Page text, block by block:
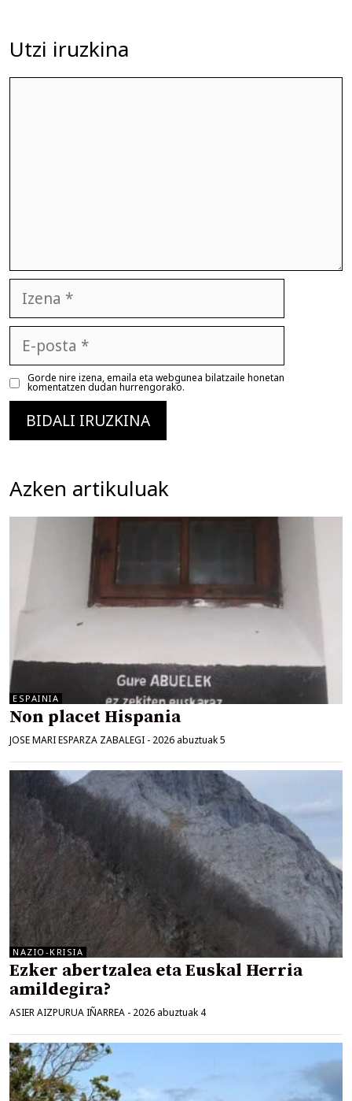
Utzi iruzkina
posta
Gorde nire izena, emaila eta webgunea bilatzaile honetan
komentatzen dudan hurrengorako.
Azken artikuluak
ESPAINIA
Non placet Hispania
JOSE MARI ESPARZA ZABALEGI - 2026 abuztuak 5
NAZIO-KRISIA
Ezker abertzalea eta Euskal Herria
amildegira?
ASIER AIZPURUA IÑARREA - 2026 abuztuak 4